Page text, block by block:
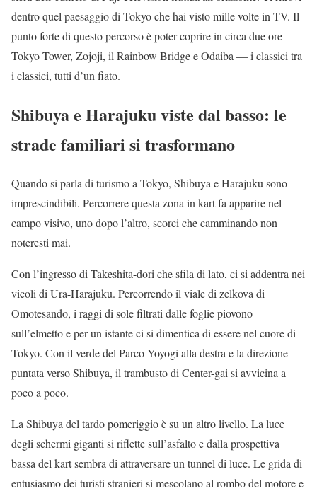
dentro quel paesaggio di Tokyo che hai visto mille volte in TV. Il
punto forte di questo percorso è poter coprire in circa due ore
Tokyo Tower, Zojoji, il Rainbow Bridge e Odaiba — i classici tra
i classici, tutti d’un fiato.
Shibuya e Harajuku viste dal basso: le
strade familiari si trasformano
Quando si parla di turismo a Tokyo, Shibuya e Harajuku sono
imprescindibili. Percorrere questa zona in kart fa apparire nel
campo visivo, uno dopo l’altro, scorci che camminando non
noteresti mai.
Con l’ingresso di Takeshita-dori che sfila di lato, ci si addentra nei
vicoli di Ura-Harajuku. Percorrendo il viale di zelkova di
Omotesando, i raggi di sole filtrati dalle foglie piovono
sull’elmetto e per un istante ci si dimentica di essere nel cuore di
Tokyo. Con il verde del Parco Yoyogi alla destra e la direzione
puntata verso Shibuya, il trambusto di Center-gai si avvicina a
poco a poco.
La Shibuya del tardo pomeriggio è su un altro livello. La luce
degli schermi giganti si riflette sull’asfalto e dalla prospettiva
bassa del kart sembra di attraversare un tunnel di luce. Le grida di
entusiasmo dei turisti stranieri si mescolano al rombo del motore e